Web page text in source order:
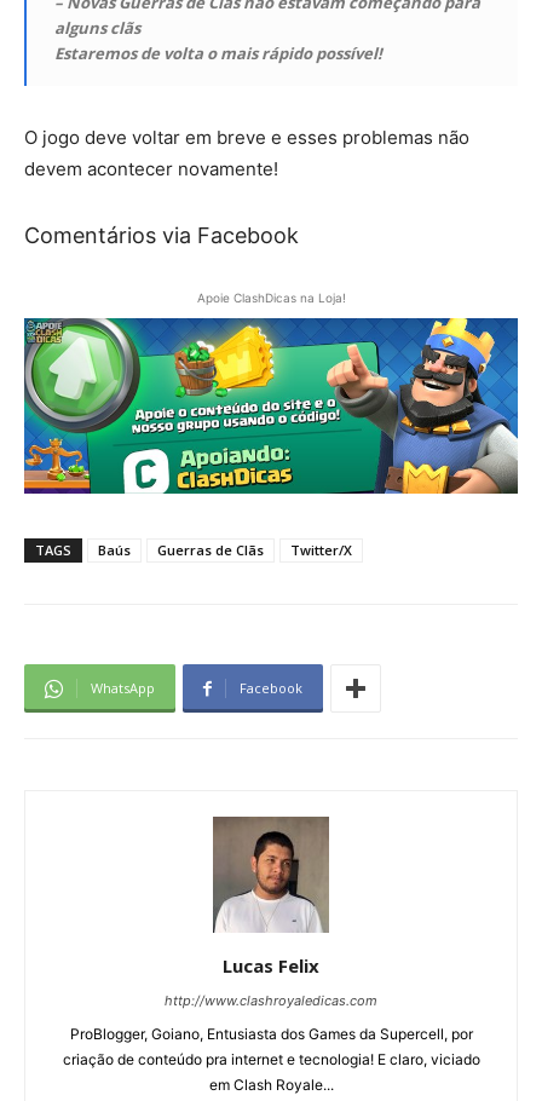
alguns clãs
Estaremos de volta o mais rápido possível!
O jogo deve voltar em breve e esses problemas não
devem acontecer novamente!
Comentários via Facebook
Apoie ClashDicas na Loja!
TAGS Baús Guerras de Clãs Twitter/X
WhatsApp Facebook
Lucas Felix
http://www.clashroyaledicas.com
ProBlogger, Goiano, Entusiasta dos Games da Supercell, por
criação de conteúdo pra internet e tecnologia! E claro, viciado
em Clash Royale...